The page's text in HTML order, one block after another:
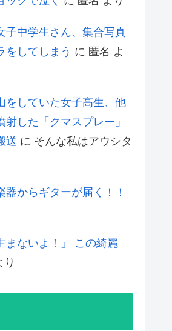
子中学生さん、集合写真
をしてしまう に 匿名 よ
をしていた女子高生、他
射した「クマスプレー」
送 に そんな私はアウシタ
器からギターが届く！！
まないよ！」 この綺麗
り